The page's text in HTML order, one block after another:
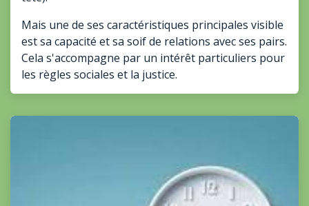
Mais une de ses caractéristiques principales visible
est sa capacité et sa soif de relations avec ses pairs.
Cela s'accompagne par un intérêt particuliers pour
les règles sociales et la justice.